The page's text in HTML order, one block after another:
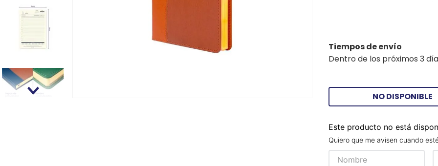
biocuero, cantos dorados,
objetivos durante todo el
esta agenda cuenta con las
14001:2015, que
para impulsar tu éxito
Tiempos de envío
Dentro de los próximos 3
NO DISPONIBLE
Este producto no está
Quiero que me avisen cuando